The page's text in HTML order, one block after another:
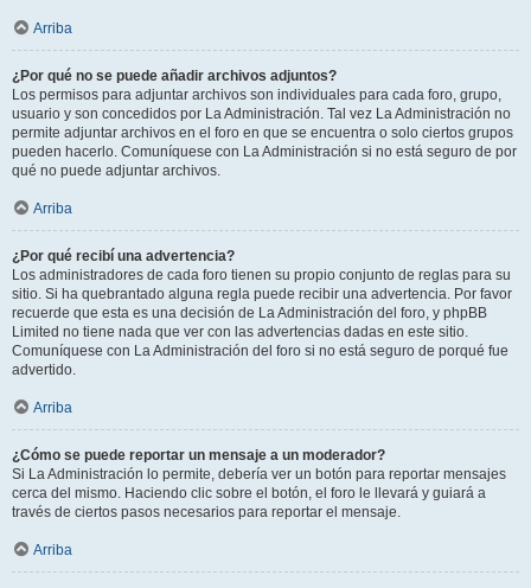
Arriba
¿Por qué no se puede añadir archivos adjuntos?
Los permisos para adjuntar archivos son individuales para cada foro, grupo,
usuario y son concedidos por La Administración. Tal vez La Administración no
permite adjuntar archivos en el foro en que se encuentra o solo ciertos grupos
pueden hacerlo. Comuníquese con La Administración si no está seguro de por
qué no puede adjuntar archivos.
Arriba
¿Por qué recibí una advertencia?
Los administradores de cada foro tienen su propio conjunto de reglas para su
sitio. Si ha quebrantado alguna regla puede recibir una advertencia. Por favor
recuerde que esta es una decisión de La Administración del foro, y phpBB
Limited no tiene nada que ver con las advertencias dadas en este sitio.
Comuníquese con La Administración del foro si no está seguro de porqué fue
advertido.
Arriba
¿Cómo se puede reportar un mensaje a un moderador?
Si La Administración lo permite, debería ver un botón para reportar mensajes
cerca del mismo. Haciendo clic sobre el botón, el foro le llevará y guiará a
través de ciertos pasos necesarios para reportar el mensaje.
Arriba